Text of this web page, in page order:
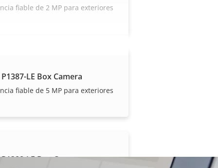
fiable de 2 MP para exteriores
P1387-LE Box Camera
fiable de 5 MP para exteriores
P1388-LE Box Camera